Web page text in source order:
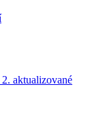
aktualizované